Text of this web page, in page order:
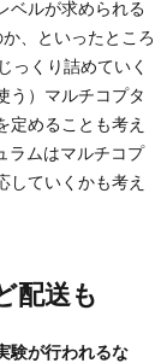
ベルが求められる
、といったところ
っくり詰めていく
う）マルチコプタ
定めることも考え
ラムはマルチコプ
していくかも考え
配送も
験が行われるな